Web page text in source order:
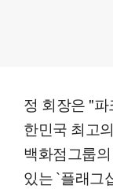
정 회장은 "
한민국 최고
백화점그룹
있는 `플래그